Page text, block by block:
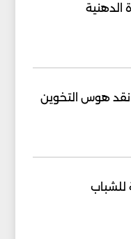
الدهنية
هوس التخوين